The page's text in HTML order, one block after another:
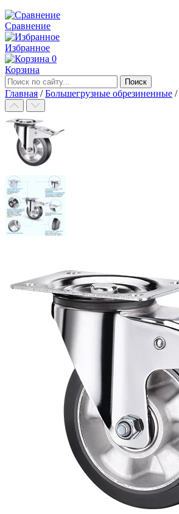
Сравнение
Избранное
0
Корзина
Главная /Большегрузные обрезиненные /